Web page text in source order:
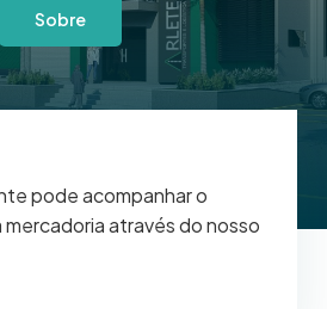
Sobre
pode acompanhar o
através do nosso